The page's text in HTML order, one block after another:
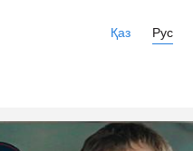
Қаз Рус